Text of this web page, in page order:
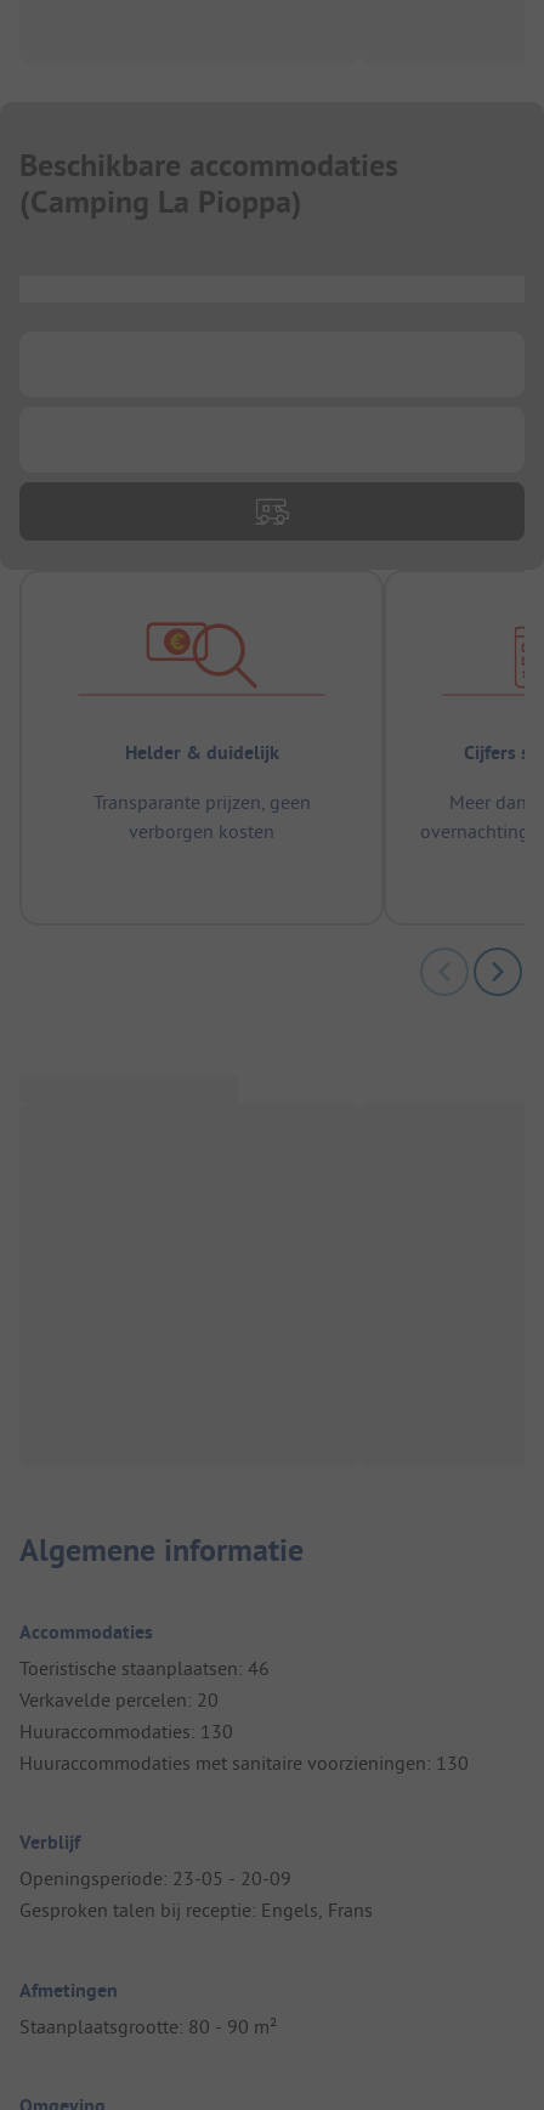
Beschikbare accommodaties
(Camping La Pioppa)
Helder & duidelijk
Transparante prijzen, geen
verborgen kosten
Cijfers
Meer dan
Algemene informatie
Accommodaties
Toeristische staanplaatsen: 46
Verkavelde percelen: 20
Huuraccommodaties: 130
Huuraccommodaties met sanitaire voorzieningen: 130
Verblijf
Openingsperiode: 23-05 - 20-09
Gesproken talen bij receptie: Engels, Frans
Afmetingen
Staanplaatsgrootte: 80 - 90 m²